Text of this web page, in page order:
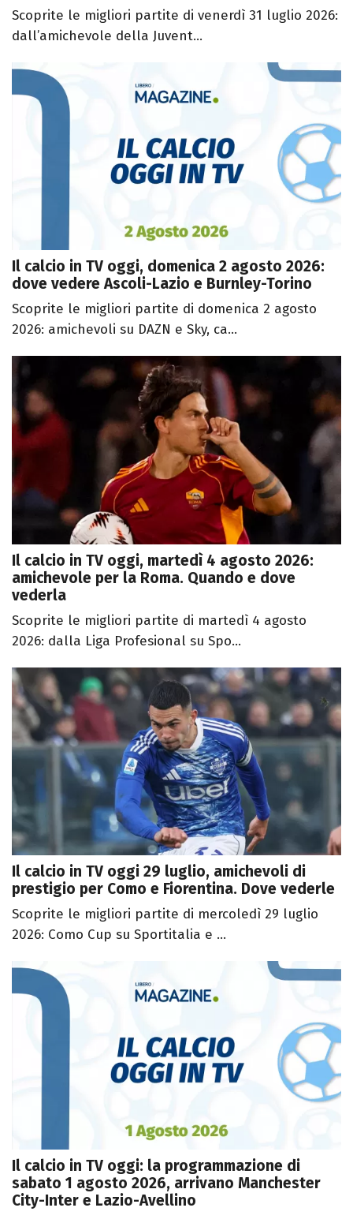
Scoprite le migliori partite di venerdì 31 luglio 2026:
dall’amichevole della Juvent...
Il calcio in TV oggi, domenica 2 agosto 2026:
dove vedere Ascoli-Lazio e Burnley-Torino
Scoprite le migliori partite di domenica 2 agosto
2026: amichevoli su DAZN e Sky, ca...
Il calcio in TV oggi, martedì 4 agosto 2026:
amichevole per la Roma. Quando e dove
vederla
Scoprite le migliori partite di martedì 4 agosto
2026: dalla Liga Profesional su Spo...
Il calcio in TV oggi 29 luglio, amichevoli di
prestigio per Como e Fiorentina. Dove vederle
Scoprite le migliori partite di mercoledì 29 luglio
2026: Como Cup su Sportitalia e ...
Il calcio in TV oggi: la programmazione di
sabato 1 agosto 2026, arrivano Manchester
City-Inter e Lazio-Avellino